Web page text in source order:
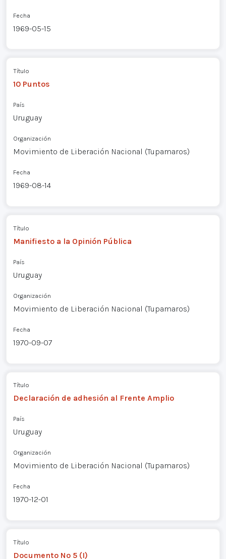
Fecha
1969-05-15
Título
10 Puntos
País
Uruguay
Organización
Movimiento de Liberación Nacional (Tupamaros)
Fecha
1969-08-14
Título
Manifiesto a la Opinión Pública
País
Uruguay
Organización
Movimiento de Liberación Nacional (Tupamaros)
Fecha
1970-09-07
Título
Declaración de adhesión al Frente Amplio
País
Uruguay
Organización
Movimiento de Liberación Nacional (Tupamaros)
Fecha
1970-12-01
Título
Documento Nº 5 (I)